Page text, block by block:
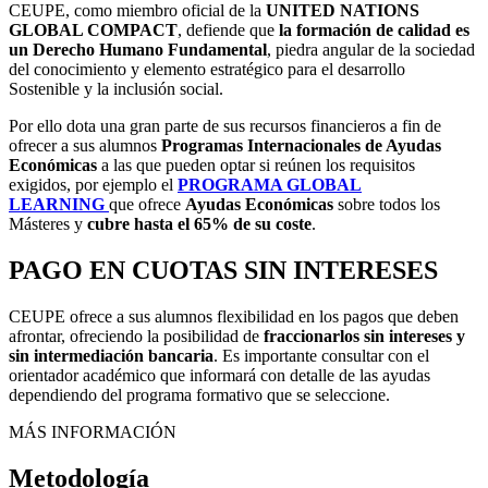
CEUPE, como miembro oficial de la UNITED NATIONS
GLOBAL COMPACT, defiende que la formación de calidad es
un Derecho Humano Fundamental, piedra angular de la sociedad
del conocimiento y elemento estratégico para el desarrollo
Sostenible y la inclusión social.
Por ello dota una gran parte de sus recursos financieros a fin de
ofrecer a sus alumnos Programas Internacionales de Ayudas
Económicas a las que pueden optar si reúnen los requisitos
exigidos, por ejemplo el PROGRAMA GLOBAL
LEARNING que ofrece Ayudas Económicas sobre todos los
Másteres y cubre hasta el 65% de su coste.
PAGO EN CUOTAS SIN INTERESES
CEUPE ofrece a sus alumnos flexibilidad en los pagos que deben
afrontar, ofreciendo la posibilidad de fraccionarlos sin intereses y
sin intermediación bancaria. Es importante consultar con el
orientador académico que informará con detalle de las ayudas
dependiendo del programa formativo que se seleccione.
MÁS INFORMACIÓN
Metodología